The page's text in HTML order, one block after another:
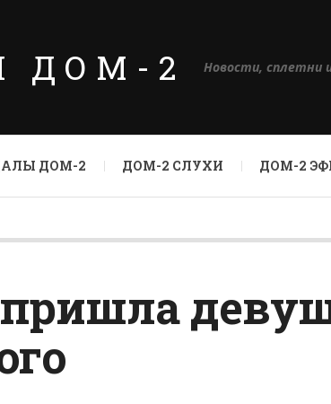
ДОМ-2 Новости, сплетни
ДОМ-2 ДОМ-2 СЛУХИ ДОМ-2